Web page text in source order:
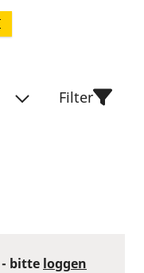
Filter
bitte loggen